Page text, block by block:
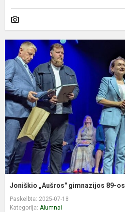
Joniškio „Aušros" gimnazijos 89-
Paskelbta: 2025-07-18
Kategorija: Alumnai